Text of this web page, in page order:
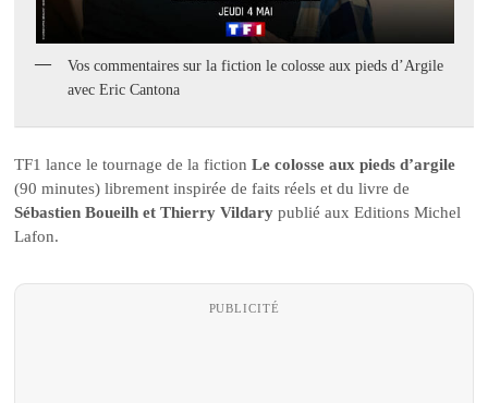
Vos commentaires sur la fiction le colosse aux pieds d’Argile
avec Eric Cantona
TF1 lance le tournage de la fictionLe colosse aux pieds d’argile
(90 minutes) librement inspirée de faits réels et du livre de
Sébastien Boueilh et Thierry Vildary publié aux Editions Michel
Lafon.
PUBLICITÉ